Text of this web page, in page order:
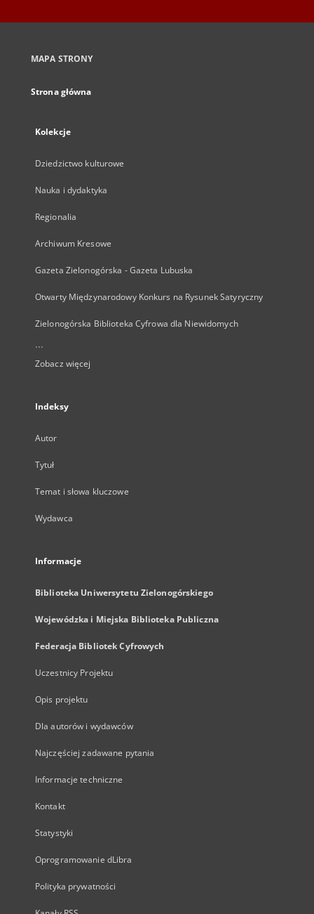
MAPA STRONY
Strona główna
Kolekcje
Dziedzictwo kulturowe
Nauka i dydaktyka
Regionalia
Archiwum Kresowe
Gazeta Zielonogórska - Gazeta Lubuska
Otwarty Międzynarodowy Konkurs na Rysunek Satyryczny
Zielonogórska Biblioteka Cyfrowa dla Niewidomych
...
Zobacz więcej
Indeksy
Autor
Tytuł
Temat i słowa kluczowe
Wydawca
Informacje
Biblioteka Uniwersytetu Zielonogórskiego
Wojewódzka i Miejska Biblioteka Publiczna
Federacja Bibliotek Cyfrowych
Uczestnicy Projektu
Opis projektu
Dla autorów i wydawców
Najczęściej zadawane pytania
Informacje techniczne
Kontakt
Statystyki
Oprogramowanie dLibra
Polityka prywatności